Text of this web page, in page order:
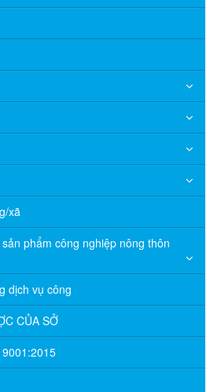
xã
phẩm công nghiệp nông thôn
dịch vụ công
CỦA SỞ